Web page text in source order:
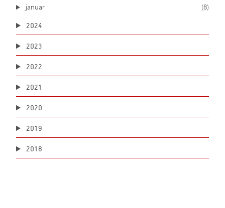
januar
(8)
2024
2023
2022
2021
2020
2019
2018